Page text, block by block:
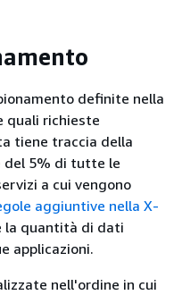
definite nella
quali richieste
tiene traccia della
del 5% di tutte le
a cui vengono
aggiuntive nella X-
la quantità di dati
applicazioni.
nell'ordine in cui